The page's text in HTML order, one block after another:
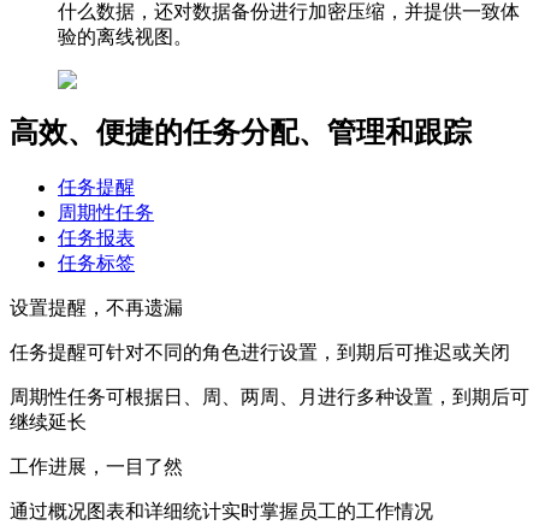
什么数据，还对数据备份进行加密压缩，并提供一致体
验的离线视图。
高效、便捷的任务分配、管理和跟踪
任务提醒
周期性任务
任务报表
任务标签
设置提醒，不再遗漏
任务提醒可针对不同的角色进行设置，到期后可推迟或关闭
周期性任务可根据日、周、两周、月进行多种设置，到期后可
继续延长
工作进展，一目了然
通过概况图表和详细统计实时掌握员工的工作情况